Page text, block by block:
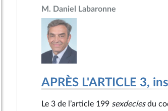
13 octobre 2024
M. Daniel Labaronne
APRÈS L'ARTICLE 3,
Le 3 de l’article 199 sexdeciesdu